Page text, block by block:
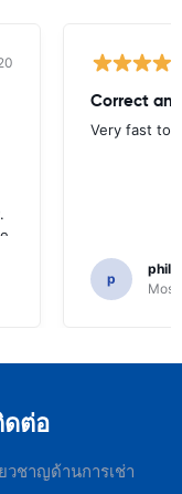
Correct
Very fast to
p
ดต่อ
วชาญด้านการเช่า